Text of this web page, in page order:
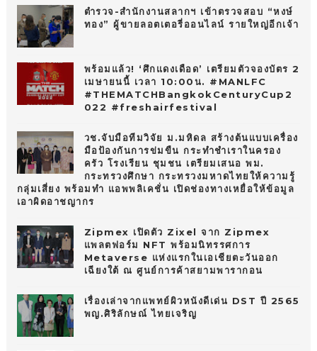
ตำรวจ-สำนักงานสลากฯ เข้าตรวจสอบ “หงษ์
ทอง” ผู้ขายลอตเตอรี่ออนไลน์ รายใหญ่อีกเจ้า
พร้อมแล้ว! ‘ศึกแดงเดือด’ เตรียมตัวจองบัตร 2
เมษายนนี้ เวลา 10:00น. #MANLFC
#THEMATCHBangkokCenturyCup2
022 #freshairfestival
วช.จับมือทีมวิจัย ม.มหิดล สร้างต้นแบบเครื่อง
มือป้องกันการข่มขืน กระทำชำเราในครอง
ครัว โรงเรียน ชุมชน เตรียมเสนอ พม.
กระทรวงศึกษา กระทรวงมหาดไทยให้ความรู้
กลุ่มเสี่ยง พร้อมทำ แอพพลิเคชั่น เปิดช่องทางเหยื่อให้ข้อมูล
เอาผิดอาชญากร
Zipmex เปิดตัว Zixel จาก Zipmex
แพลตฟอร์ม NFT พร้อมนิทรรศการ
Metaverse แห่งแรกในเอเชียตะวันออก
เฉียงใต้ ณ ศูนย์การค้าสยามพารากอน
เรื่องเล่าจากแพทย์ผิวหนังดีเด่น DST ปี 2565
พญ.ศิริลักษณ์ ไทยเจริญ